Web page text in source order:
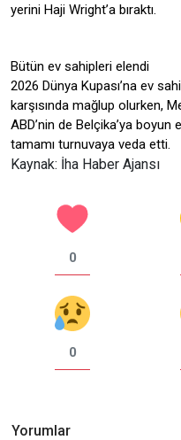
yerini Haji Wright’a bıraktı.
Bütün ev sahipleri elendi
2026 Dünya Kupası’na ev
karşısında mağlup olurken,
ABD’nin de Belçika’ya
tamamı turnuvaya veda etti.
Kaynak: İha Haber Ajansı
0
0
Yorumlar